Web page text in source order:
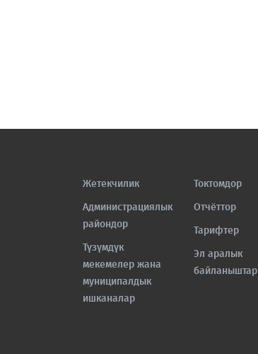
Жетекчилик
Администрациялык
райондор
Түзүмдүк
мекемелер жана
муниципалдык
ишканалар
Токтомдор
Отчёттор
Тарифтер
Эл аралык
байланыштар